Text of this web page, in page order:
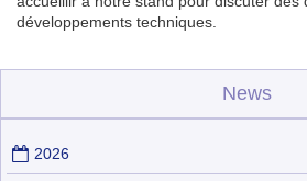
développements techniques.
News
2026